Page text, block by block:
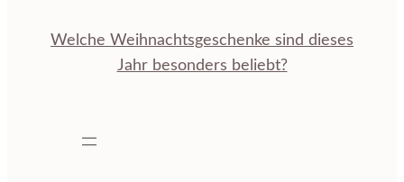
Welche Weihnachtsgeschenke sind dieses
Jahr besonders beliebt?